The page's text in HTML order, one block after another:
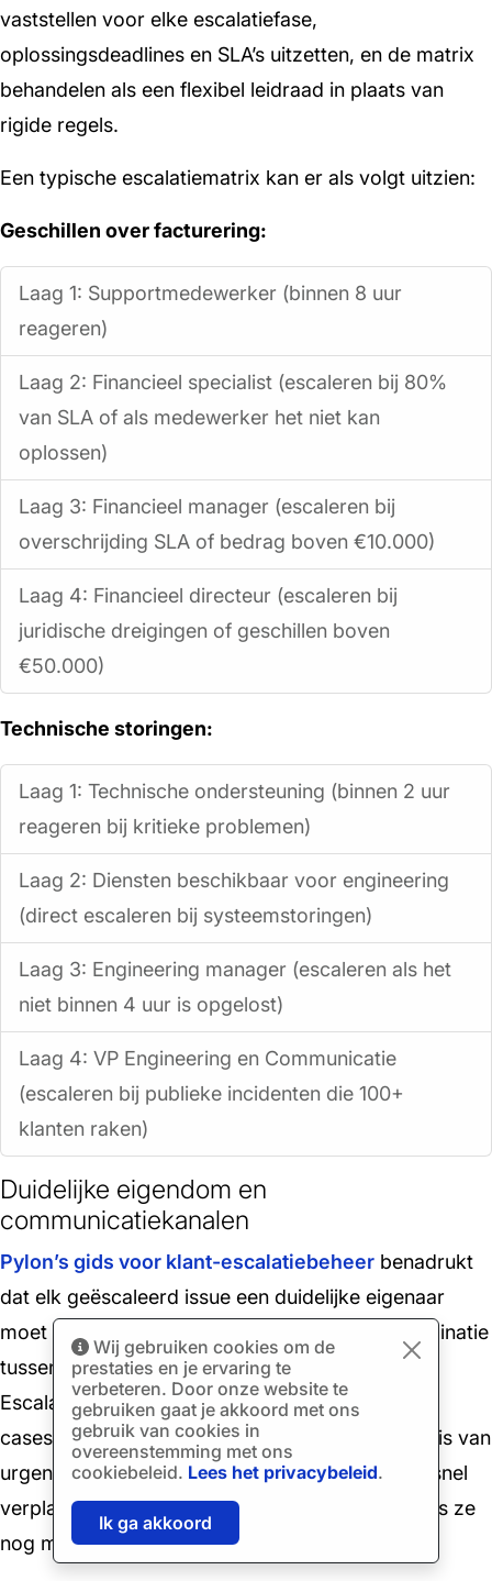
vaststellen voor elke escalatiefase,
oplossingsdeadlines en SLA’s uitzetten, en de matrix
behandelen als een flexibel leidraad in plaats van
rigide regels.
Een typische escalatiematrix kan er als volgt uitzien:
Geschillen over facturering:
Laag 1: Supportmedewerker (binnen 8 uur
reageren)
Laag 2: Financieel specialist (escaleren bij 80%
van SLA of als medewerker het niet kan
oplossen)
Laag 3: Financieel manager (escaleren bij
overschrijding SLA of bedrag boven €10.000)
Laag 4: Financieel directeur (escaleren bij
juridische dreigingen of geschillen boven
€50.000)
Technische storingen:
Laag 1: Technische ondersteuning (binnen 2 uur
reageren bij kritieke problemen)
Laag 2: Diensten beschikbaar voor engineering
(direct escaleren bij systeemstoringen)
Laag 3: Engineering manager (escaleren als het
niet binnen 4 uur is opgelost)
Laag 4: VP Engineering en Communicatie
(escaleren bij publieke incidenten die 100+
klanten raken)
Duidelijke eigendom en
communicatiekanalen
Pylon’s gids voor klant-escalatiebeheer benadrukt
dat elk geëscaleerd issue een duidelijke eigenaar
moet hebben die verantwoordelijk is voor coördinatie
tussen teams en klantcommunicatie.
Escalatiestructuren moeten expliciet maken hoe
cases tussen teams of niveaus overgaan op basis van
urgentie en impact, met een voorkeur voor het snel
verplaatsen van cases met hoge impact, zelfs als ze
nog maar kort in de wachtrij staan.
Wij gebruiken cookies om de
prestaties en je ervaring te
verbeteren. Door onze website te
gebruiken gaat je akkoord met ons
gebruik van cookies in
overeenstemming met ons
cookiebeleid. Lees het privacybeleid.
Ik ga akkoord